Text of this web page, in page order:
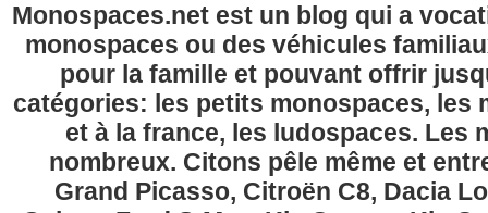
Monospaces.net est un blog qui a
monospaces ou des véhicules
pour la famille et pouvant offrir
catégories: les petits monospaces, les
et à la france, les ludospaces. Les
nombreux. Citons pêle même et
Grand Picasso, Citroën C8, Dacia